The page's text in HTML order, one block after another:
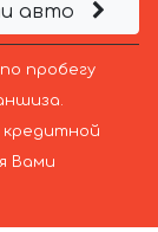
авто
пробегу
кредитной
Вами